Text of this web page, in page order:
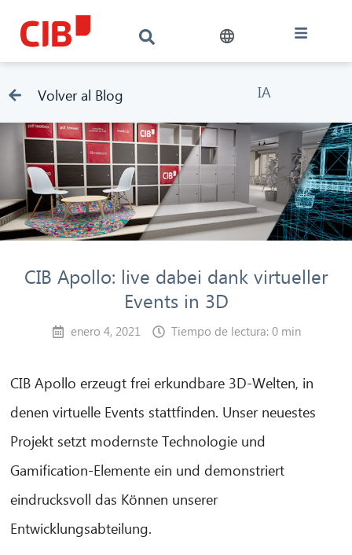
Volver al Blog IA
CIB Apollo: live dabei dank virtueller
Events in 3D
enero 4, 2021 Tiempo de lectura: 0 min
CIB Apollo erzeugt frei erkundbare 3D-Welten, in
denen virtuelle Events stattfinden. Unser neuestes
Projekt setzt modernste Technologie und
Gamification-Elemente ein und demonstriert
eindrucksvoll das Können unserer
Entwicklungsabteilung.